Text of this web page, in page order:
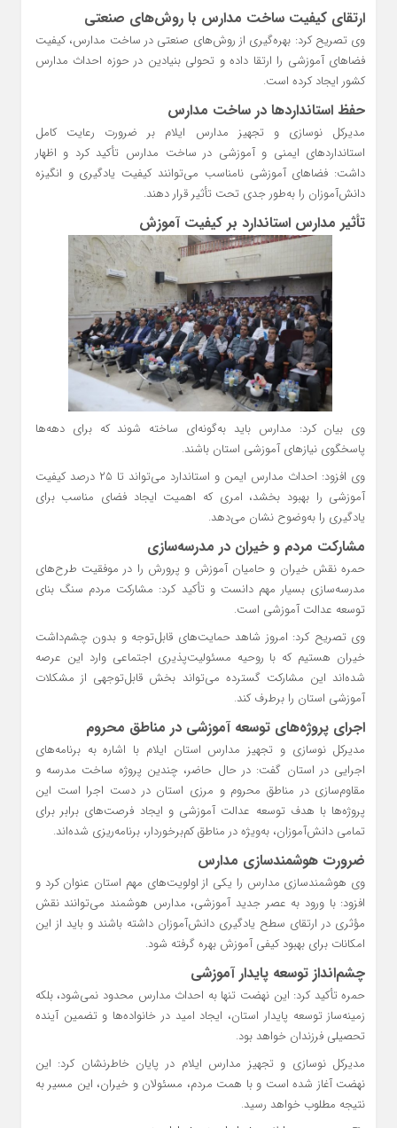
ارتقای کیفیت ساخت مدارس با روش‌های صنعتی
وی تصریح کرد: بهره‌گیری از روش‌های صنعتی در ساخت مدارس، کیفیت
فضاهای آموزشی را ارتقا داده و تحولی بنیادین در حوزه احداث مدارس
کشور ایجاد کرده است.
حفظ استانداردها در ساخت مدارس
مدیرکل نوسازی و تجهیز مدارس ایلام بر ضرورت رعایت کامل
استانداردهای ایمنی و آموزشی در ساخت مدارس تأکید کرد و اظهار
داشت: فضاهای آموزشی نامناسب می‌توانند کیفیت یادگیری و انگیزه
دانش‌آموزان را به‌طور جدی تحت تأثیر قرار دهند.
تأثیر مدارس استاندارد بر کیفیت آموزش
وی بیان کرد: مدارس باید به‌گونه‌ای ساخته شوند که برای دهه‌ها
پاسخگوی نیازهای آموزشی استان باشند.
وی افزود: احداث مدارس ایمن و استاندارد می‌تواند تا ۲۵ درصد کیفیت
آموزشی را بهبود بخشد، امری که اهمیت ایجاد فضای مناسب برای
یادگیری را به‌وضوح نشان می‌دهد.
مشارکت مردم و خیران در مدرسه‌سازی
حمره نقش خیران و حامیان آموزش و پرورش را در موفقیت طرح‌های
مدرسه‌سازی بسیار مهم دانست و تأکید کرد: مشارکت مردم سنگ بنای
توسعه عدالت آموزشی است.
وی تصریح کرد: امروز شاهد حمایت‌های قابل‌توجه و بدون چشم‌داشت
خیران هستیم که با روحیه مسئولیت‌پذیری اجتماعی وارد این عرصه
شده‌اند این مشارکت گسترده می‌تواند بخش قابل‌توجهی از مشکلات
آموزشی استان را برطرف کند.
اجرای پروژه‌های توسعه آموزشی در مناطق محروم
مدیرکل نوسازی و تجهیز مدارس استان ایلام با اشاره به برنامه‌های
اجرایی در استان گفت: در حال حاضر، چندین پروژه ساخت مدرسه و
مقاوم‌سازی در مناطق محروم و مرزی استان در دست اجرا است این
پروژه‌ها با هدف توسعه عدالت آموزشی و ایجاد فرصت‌های برابر برای
تمامی دانش‌آموزان، به‌ویژه در مناطق کم‌برخوردار، برنامه‌ریزی شده‌اند.
ضرورت هوشمندسازی مدارس
وی هوشمندسازی مدارس را یکی از اولویت‌های مهم استان عنوان کرد و
افزود: با ورود به عصر جدید آموزشی، مدارس هوشمند می‌توانند نقش
مؤثری در ارتقای سطح یادگیری دانش‌آموزان داشته باشند و باید از این
امکانات برای بهبود کیفی آموزش بهره گرفته شود.
چشم‌انداز توسعه پایدار آموزشی
حمره تأکید کرد: این نهضت تنها به احداث مدارس محدود نمی‌شود، بلکه
زمینه‌ساز توسعه پایدار استان، ایجاد امید در خانواده‌ها و تضمین آینده
تحصیلی فرزندان خواهد بود.
مدیرکل نوسازی و تجهیز مدارس ایلام در پایان خاطرنشان کرد: این
نهضت آغاز شده است و با همت مردم، مسئولان و خیران، این مسیر به
نتیجه مطلوب خواهد رسید.